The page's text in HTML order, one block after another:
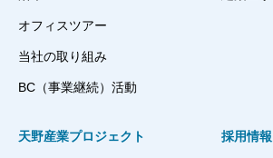
オフィスツアー
当社の取り組み
BC（事業継続）活動
天野産業プロジェクト 採用情報